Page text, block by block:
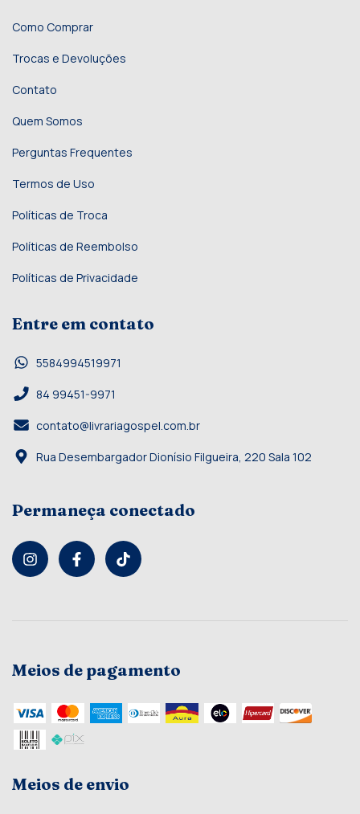
Como Comprar
Trocas e Devoluções
Contato
Quem Somos
Perguntas Frequentes
Termos de Uso
Políticas de Troca
Políticas de Reembolso
Políticas de Privacidade
Entre em contato
5584994519971
84 99451-9971
contato@livrariagospel.com.br
Rua Desembargador Dionísio Filgueira, 220 Sala 102
Permaneça conectado
Meios de pagamento
Meios de envio